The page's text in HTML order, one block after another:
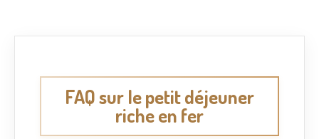
FAQ sur le petit déjeuner
riche en fer